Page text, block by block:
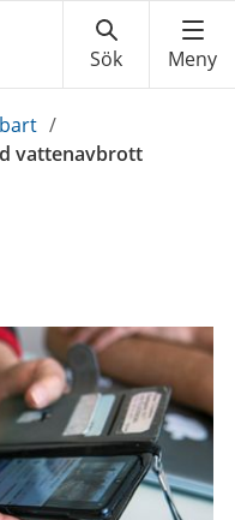
/
vattenavbrott